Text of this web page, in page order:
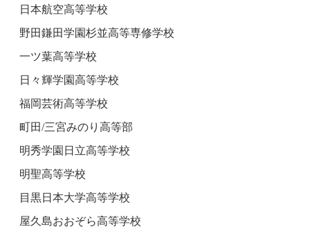
日本航空高等学校
野田鎌田学園杉並高等専修学校
一ツ葉高等学校
日々輝学園高等学校
福岡芸術高等学校
町田/三宮みのり高等部
明秀学園日立高等学校
明聖高等学校
目黒日本大学高等学校
屋久島おおぞら高等学校